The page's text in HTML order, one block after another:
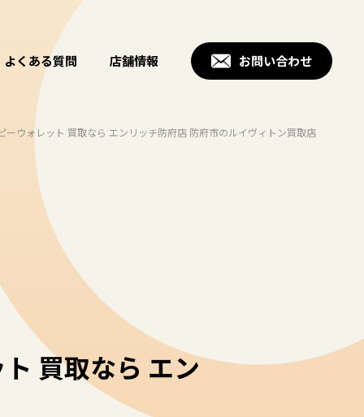
よくある質問 店舗情報 お問い合わせ
ーウォレット 買取なら エンリッチ防府店 防府市のルイヴィトン買取店
買取なら エン